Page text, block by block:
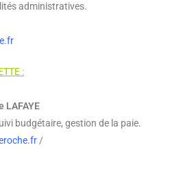
administratives.
:
LAFAYE
budgétaire, gestion de la paie.
/